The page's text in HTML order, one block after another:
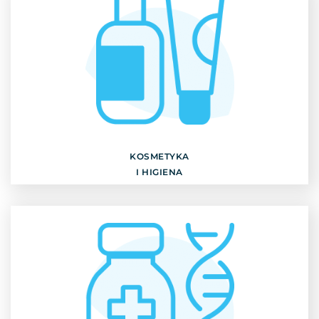
KOSMETYKA
I HIGIENA
KOSMETYKA
I HIGIENA